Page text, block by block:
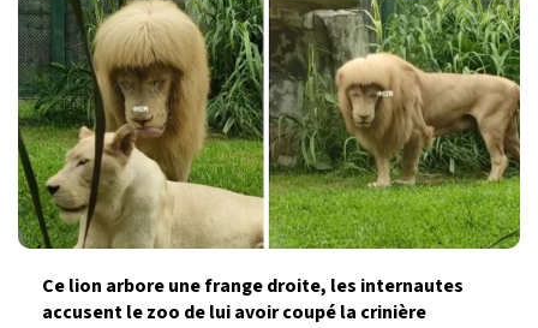
Ce lion arbore une frange droite, les internautes
accusent le zoo de lui avoir coupé la crinière